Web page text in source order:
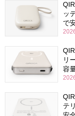
ッ
で
リ
容
テ